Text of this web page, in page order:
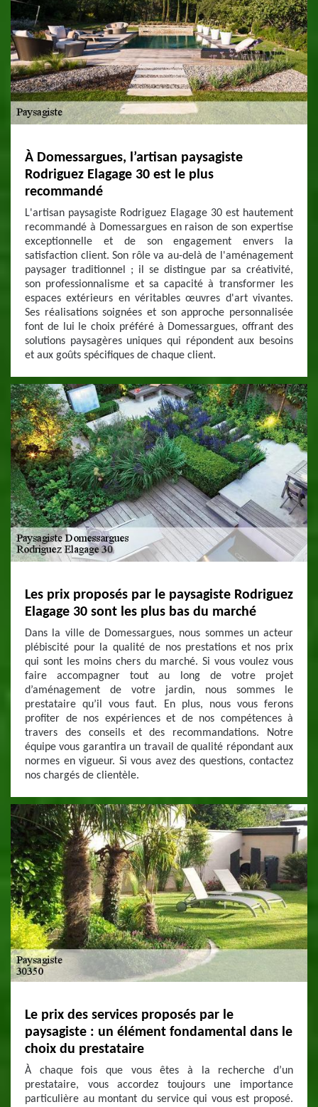
À Domessargues, l’artisan paysagiste
Rodriguez Elagage 30 est le plus
recommandé
L'artisan paysagiste Rodriguez Elagage 30 est hautement
recommandé à Domessargues en raison de son expertise
exceptionnelle et de son engagement envers la
satisfaction client. Son rôle va au-delà de l'aménagement
paysager traditionnel ; il se distingue par sa créativité,
son professionnalisme et sa capacité à transformer les
espaces extérieurs en véritables œuvres d'art vivantes.
Ses réalisations soignées et son approche personnalisée
font de lui le choix préféré à Domessargues, offrant des
solutions paysagères uniques qui répondent aux besoins
et aux goûts spécifiques de chaque client.
Les prix proposés par le paysagiste Rodriguez
Elagage 30 sont les plus bas du marché
Dans la ville de Domessargues, nous sommes un acteur
plébiscité pour la qualité de nos prestations et nos prix
qui sont les moins chers du marché. Si vous voulez vous
faire accompagner tout au long de votre projet
d’aménagement de votre jardin, nous sommes le
prestataire qu’il vous faut. En plus, nous vous ferons
profiter de nos expériences et de nos compétences à
travers des conseils et des recommandations. Notre
équipe vous garantira un travail de qualité répondant aux
normes en vigueur. Si vous avez des questions, contactez
nos chargés de clientèle.
Le prix des services proposés par le
paysagiste : un élément fondamental dans le
choix du prestataire
À chaque fois que vous êtes à la recherche d’un
prestataire, vous accordez toujours une importance
particulière au montant du service qui vous est proposé.